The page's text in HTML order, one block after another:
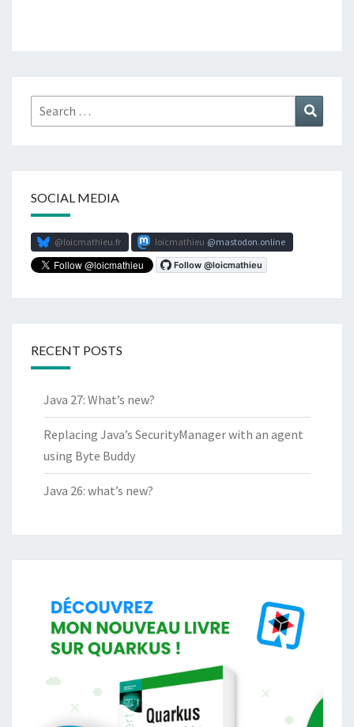
Search
for:
SOCIAL MEDIA
@loicmathieu.fr loicmathieu mastodon.online
RECENT POSTS
Java 27: What’s new?
Replacing Java’s SecurityManager with an agent
using Byte Buddy
Java 26: what’s new?